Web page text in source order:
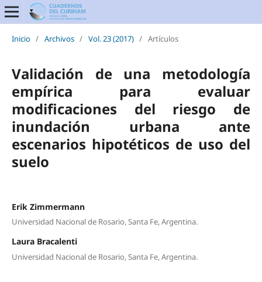
Inicio / Archivos / Vol. 23 (2017) / Artículos
Validación de una metodología
empírica para evaluar
modificaciones del riesgo de
inundación urbana ante
escenarios hipotéticos de uso del
suelo
Erik Zimmermann
Universidad Nacional de Rosario, Santa Fe, Argentina.
Laura Bracalenti
Universidad Nacional de Rosario, Santa Fe, Argentina.